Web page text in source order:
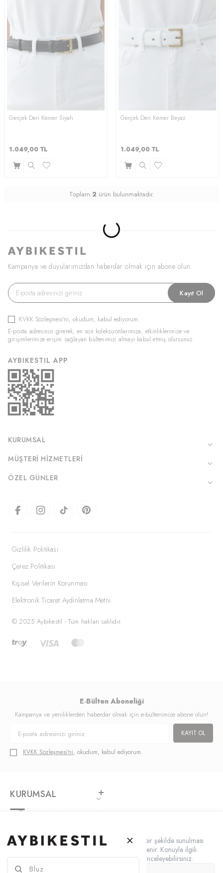
Gerçek Deri Kemer Siyah
1.049,00 TL
Gerçek Deri Kemer Beyaz
1.049,00 TL
Toplam 2 ürün bulunmaktadır.
Kampanya ve duyularımızdan haberdar olmak için abone olun.
Kayıt Ol
KVKK Sözleşmesi'ni, okudum, kabul ediyorum.
E-posta adresinizi girerek, en son koleksiyonlarımıza, etkinliklerimize ve
girişimlerimize erişim sağlayan bültenimizi almayı kabul etmiş olursunuz.
AYBIKESTIL APP
KURUMSAL
MÜŞTERI HIZMETLERI
ÖZEL GÜNLER
Gizlilik Politikası
Çerez Politikası
Kişisel Verilerin Korunması
Elektronik Ticaret Aydınlatma Metni
© 2025 Aybikestil - Tüm hakları saklıdır.
E-Bülten Aboneliği
Kampanya ve yeniliklerden haberdar olmak için e-bültenimize abone olun!
KAYIT OL
KVKK Sözleşmesi'ni, okudum, kabul ediyorum.
KURUMSAL
ÖZEL GÜNLER
ADRES & İLETIŞIM
Kişisel verileriniz, hizmetlerimizin daha iyi bir şekilde sunulması
için mevzuata uygun bir şekilde toplanıp işlenir. Konuyla ilgili
detaylı bilgi almak için Gizlilik Politikamızı inceleyebilirsiniz.